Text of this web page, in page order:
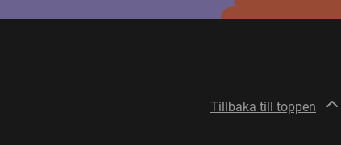
Tillbaka till toppen